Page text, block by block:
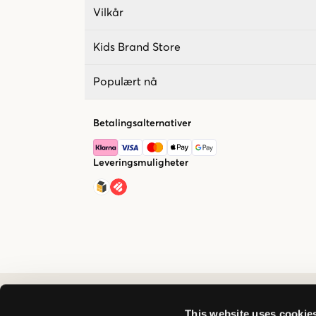
This website uses
Vilkår
Kids Brand Store
Populært nå
Betalingsalternativer
Leveringsmuligheter